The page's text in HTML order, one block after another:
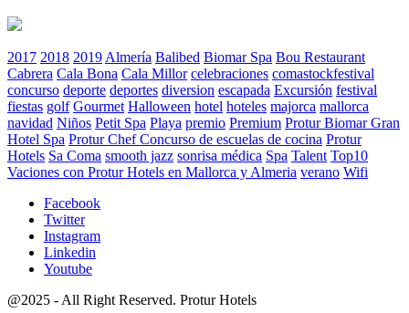
2017 2018 2019 Almería Balibed Biomar Spa Bou Restaurant
Cabrera Cala Bona Cala Millor celebraciones comastockfestival
concurso deporte deportes diversion escapada Excursión festival
fiestas golf Gourmet Halloween hotel hoteles majorca mallorca
navidad Niños Petit Spa Playa premio Premium Protur Biomar Gran
Hotel Spa Protur Chef Concurso de escuelas de cocina Protur
Hotels Sa Coma smooth jazz sonrisa médica Spa Talent Top10
Vaciones con Protur Hotels en Mallorca y Almeria verano Wifi
Facebook
Twitter
Instagram
Linkedin
Youtube
@2025 - All Right Reserved. Protur Hotels